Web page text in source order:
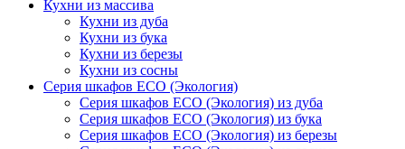
Кухни из массива
Кухни из дуба
Кухни из бука
Кухни из березы
Кухни из сосны
Серия шкафов ECO (Экология)
Серия шкафов ECO (Экология) из дуба
Серия шкафов ECO (Экология) из бука
Серия шкафов ECO (Экология) из березы